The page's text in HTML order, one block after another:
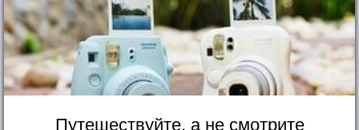
Путешествуйте, а не смотрите